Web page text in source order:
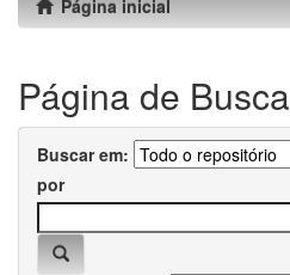
Página inicial
Página de Busca
Buscar em:
por